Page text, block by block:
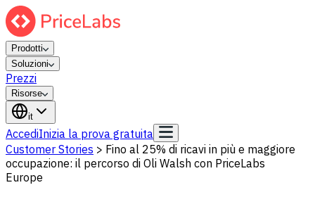
Prodotti
Soluzioni
Prezzi
Risorse
it
AccediInizia la prova gratuita
Customer Stories > Fino al 25% di ricavi in più e maggiore
occupazione: il percorso di Oli Walsh con PriceLabs
Europe